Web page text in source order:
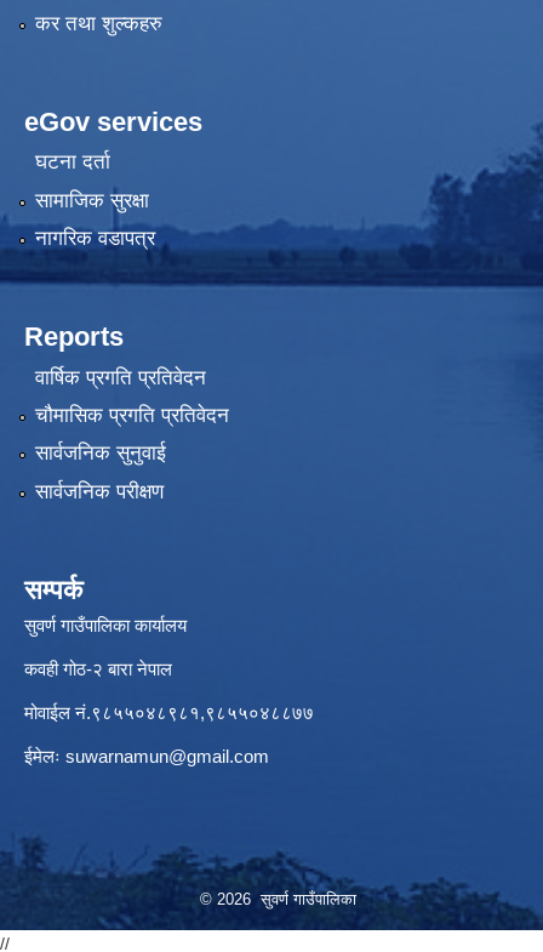
कर तथा शुल्कहरु
eGov services
घटना दर्ता
सामाजिक सुरक्षा
नागरिक वडापत्र
Reports
वार्षिक प्रगति प्रतिवेदन
चौमासिक प्रगति प्रतिवेदन
सार्वजनिक सुनुवाई
सार्वजनिक परीक्षण
सम्पर्क
सुवर्ण गाउँपालिका कार्यालय
कवही गोठ-२ बारा नेपाल
मोवाईल नं.९८५५०४८९८१,९८५५०४८८७७
ईमेलः suwarnamun@gmail.com
© 2026 सुवर्ण गाउँपालिका
//